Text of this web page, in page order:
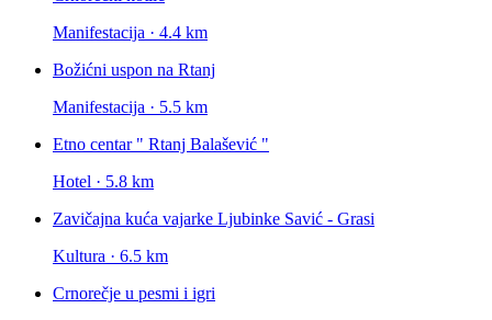
Manifestacija · 4.4 km
Božićni uspon na Rtanj
Manifestacija · 5.5 km
Etno centar " Rtanj Balašević "
Hotel · 5.8 km
Zavičajna kuća vajarke Ljubinke Savić - Grasi
Kultura · 6.5 km
Crnorečje u pesmi i igri